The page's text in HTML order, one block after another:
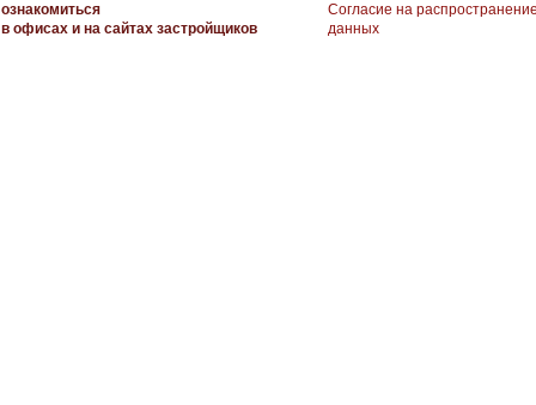
ознакомиться
в офисах и на сайтах застройщиков
Согласие на
данных